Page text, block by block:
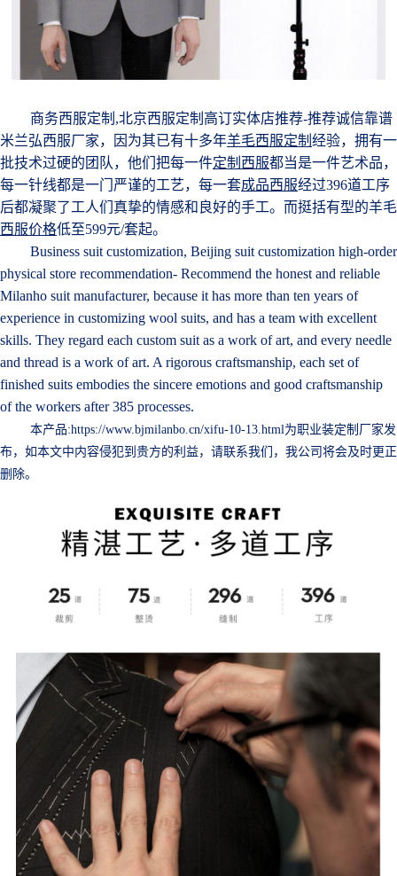
商务西服定制,北京西服定制高订实体店推荐-推荐诚信靠谱
米兰弘西服厂家，因为其已有十多年羊毛西服定制 经验，拥有一
批技术过硬的团队，他们把每一件定制西服都当是一件艺术品，
每一针线都是一门严谨的工艺，每一套成品西服经过396道工序
后都凝聚了工人们真挚的情感和 良好的手工。而挺括有型的羊毛
西服价格低至599元/套起。
Business suit customization, Beijing suit customization high-order
physical store recommendation- Recommend the honest and reliable
Milanho suit manufacturer, because it has more than ten years of
experience in customizing wool suits, and has a team with excellent
skills. They regard each custom suit as a work of art, and every needle
and thread is a work of art. A rigorous craftsmanship, each set of
finished suits embodies the sincere emotions and good craftsmanship
of the workers after 385 processes.
本产品:https://www.bjmilanbo.cn/xifu-10-13.html为职业装定制厂家发
布，如本文中内容侵犯到贵方的利益，请联系我们，我公司将会及时更正
删除。